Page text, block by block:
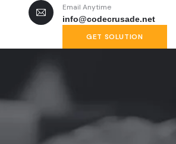
Email Anytime
info@codecrusade.net
GET SOLUTION